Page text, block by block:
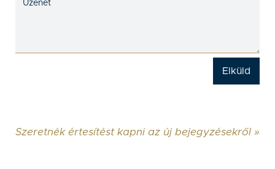
Szeretnék értesítést kapni az új bejegyzésekről »